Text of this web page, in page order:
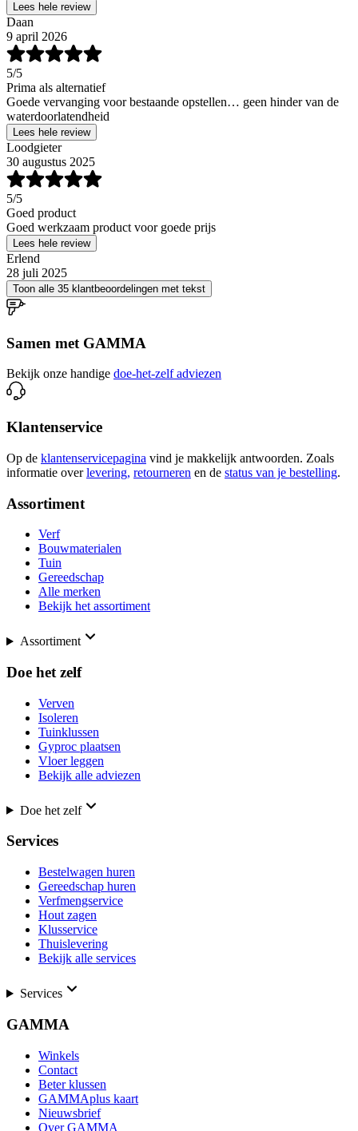
Lees hele review
Daan
9 april 2026
5/5
Prima als alternatief
Goede vervanging voor bestaande opstellen… geen hinder van de
waterdoorlatendheid
Lees hele review
Loodgieter
30 augustus 2025
5/5
Goed product
Goed werkzaam product voor goede prijs
Lees hele review
Erlend
28 juli 2025
Toon alle 35 klantbeoordelingen met tekst
Samen met GAMMA
Bekijk onze handige doe-het-zelf adviezen
Klantenservice
Op de klantenservicepagina vind je makkelijk antwoorden. Zoals
informatie over levering, retourneren en de status van je bestelling.
Assortiment
Verf
Bouwmaterialen
Tuin
Gereedschap
Alle merken
Bekijk het assortiment
Assortiment
Doe het zelf
Verven
Isoleren
Tuinklussen
Gyproc plaatsen
Vloer leggen
Bekijk alle adviezen
Doe het zelf
Services
Bestelwagen huren
Gereedschap huren
Verfmengservice
Hout zagen
Klusservice
Thuislevering
Bekijk alle services
Services
GAMMA
Winkels
Contact
Beter klussen
GAMMAplus kaart
Nieuwsbrief
Over GAMMA